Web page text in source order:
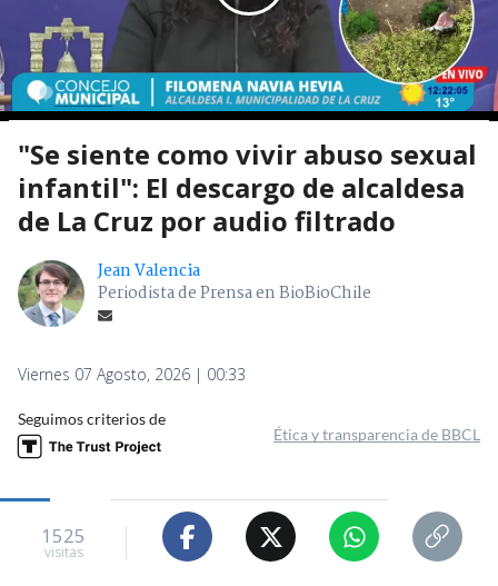
"Se siente como vivir abuso sexual
infantil": El descargo de alcaldesa
de La Cruz por audio filtrado
Jean Valencia
Periodista de Prensa en BioBioChile
Viernes 07 Agosto, 2026 | 00:33
Seguimos criterios de
Ética y transparencia de BBCL
1525
visitas